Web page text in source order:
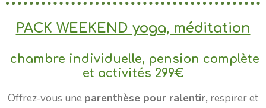
PACK WEEKEND yoga, méditation
chambre individuelle, pension complète
et activités 299€
Offrez-vous une parenthèse pour ralentir, respirer et